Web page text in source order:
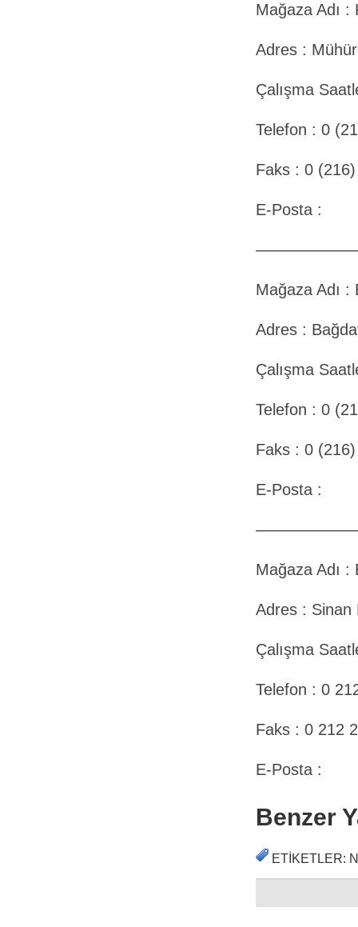
Mağaza Adı :
Adres :
Çalışma
Telefon : 0
Faks : 0
E-Posta :
Mağaza Adı :
Adres :
Çalışma
Telefon : 0
Faks : 0
E-Posta :
Mağaza Adı :
Adres : Sinan
Çalışma
Telefon : 0
Faks : 0 212
E-Posta :
Benzer
ETIKETLER: